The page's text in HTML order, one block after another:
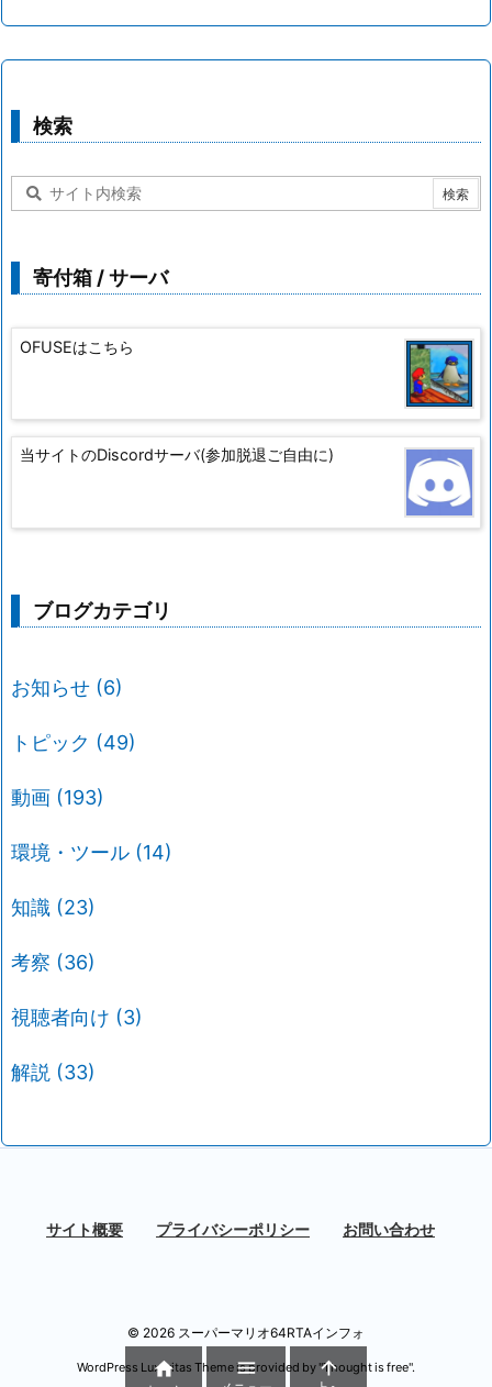
検索
寄付箱 / サーバ
OFUSEはこちら
当サイトのDiscordサーバ(参加脱退ご自由に)
ブログカテゴリ
お知らせ (6)
トピック (49)
動画 (193)
環境・ツール (14)
知識 (23)
考察 (36)
視聴者向け (3)
解説 (33)
サイト概要 プライバシーポリシー お問い合わせ
© 2026 スーパーマリオ64RTAインフォ
WordPress Luxeritas Theme is provided by "Thought is free".
  